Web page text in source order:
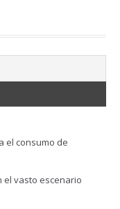
el consumo de
vasto escenario